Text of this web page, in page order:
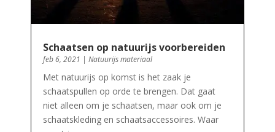
Schaatsen op natuurijs voorbereiden
feb 6, 2021 | Natuurijs materiaal
Met natuurijs op komst is het zaak je
schaatspullen op orde te brengen. Dat gaat
niet alleen om je schaatsen, maar ook om je
schaatskleding en schaatsaccessoires. Waar